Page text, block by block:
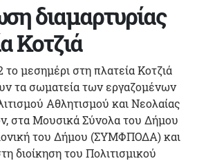
διαμαρτυρίας
Κοτζιά
μεσημέρι στη πλατεία Κοτζιά
τα σωματεία των εργαζομένων
Αθλητισμού και Νεολαίας
στα Μουσικά Σύνολα του Δήμου
του Δήμου (ΣΥΜΦΠΟΔΑ) και
διοίκηση του Πολιτισμικού